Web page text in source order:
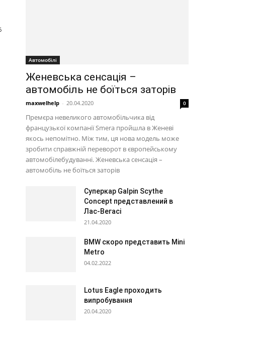
Автомобілі
Женевська сенсація –
автомобіль не боїться заторів
maxwelhelp - 20.04.2020 0
Премєра невеликого автомобільчика від
французької компанії Smera пройшла в Женеві
якось непомітно. Між тим, ця нова модель може
зробити справжній переворот в європейському
автомобілебудуванні. Женевська сенсація –
автомобіль не боїться заторів
Суперкар Galpin Scythe
Concept представлений в
Лас-Вегасі
21.04.2020
BMW скоро представить Mini
Metro
04.02.2022
Lotus Eagle проходить
випробування
20.04.2020